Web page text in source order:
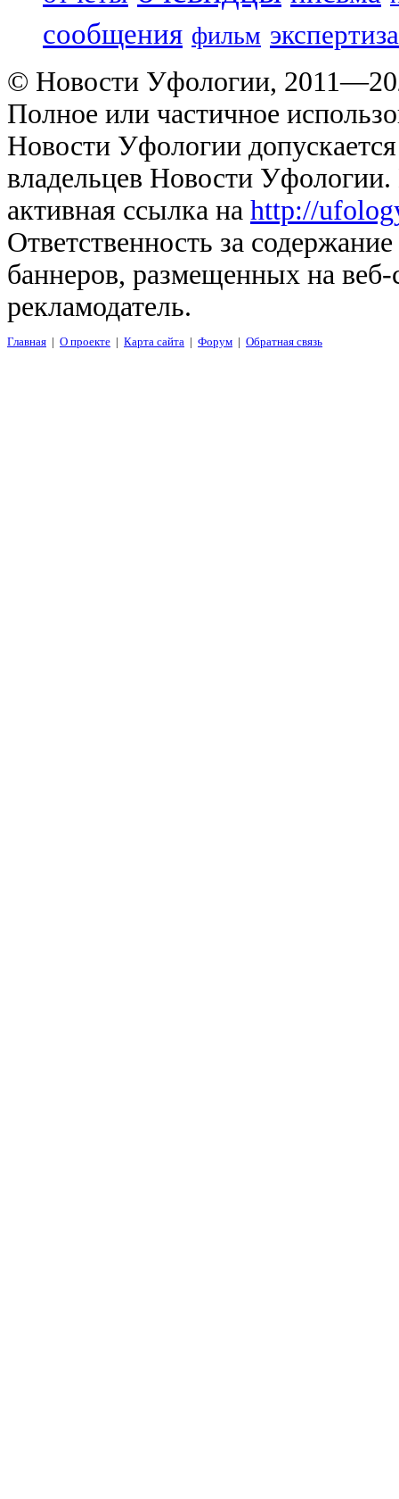
сообщения фильм экспертиза
© Новости Уфологии,
Полное или частичное
Новости Уфологии
владельцев Новости
активная ссылка на http://
Ответственность за
баннеров, размещенных на
рекламодатель.
Главная | О проекте | Карта сайта | Форум | Обратная связь